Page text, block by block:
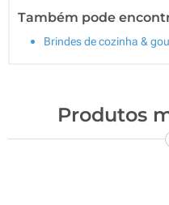
Também pode
Brindes de cozinha &
Produtos